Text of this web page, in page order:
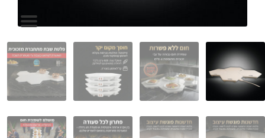
מאמרים
עגלת קניות
תשלום